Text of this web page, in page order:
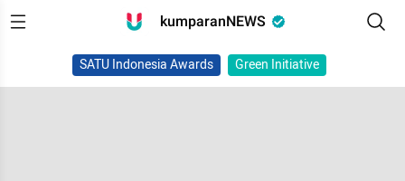
kumparanNEWS
SATU Indonesia Awards Green Initiative